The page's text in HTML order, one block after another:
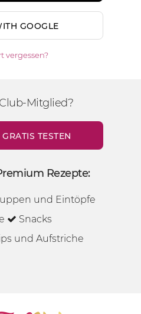
GOOGLE
vergessen?
Mitglied?
TESTEN
Rezepte:
und Eintöpfe
Snacks
und Aufstriche